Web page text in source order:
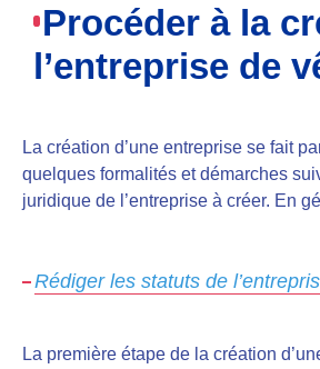
Procéder à la
l’entreprise de
La création d’une entreprise se fait
quelques formalités et démarches
juridique de l’entreprise à créer. En
Rédiger les statuts de
La première étape de la création